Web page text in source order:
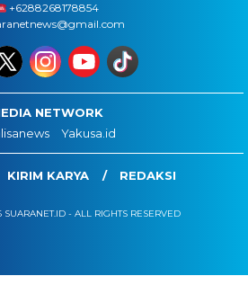
+6288268178854
NETWORK
Yakusa.id
KIRIM KARYA REDAKSI
- ALL RIGHTS RESERVED